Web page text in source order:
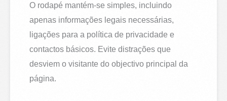
O rodapé mantém-se simples, incluindo
apenas informações legais necessárias,
ligações para a política de privacidade e
contactos básicos. Evite distrações que
desviem o visitante do objectivo principal da
página.